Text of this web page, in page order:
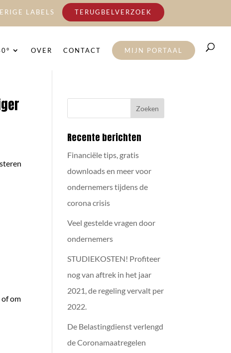
LABELS TERUGBELVERZOEK
OVER CONTACT MIJN PORTAAL
of om
Recente berichten
Financiële tips, gratis
downloads en meer voor
ondernemers tijdens de
corona crisis
Veel gestelde vragen door
ondernemers
STUDIEKOSTEN! Profiteer
nog van aftrek in het jaar
2021, de regeling vervalt per
2022.
De Belastingdienst verlengd
de Coronamaatregelen